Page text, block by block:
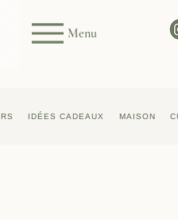
Menu
IDÉES CADEAUX MAISON